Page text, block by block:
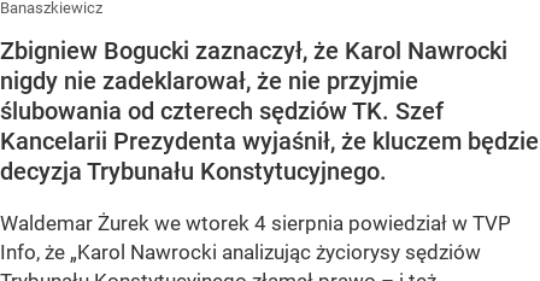
Banaszkiewicz
Zbigniew Bogucki zaznaczył, że Karol Nawrocki
nigdy nie zadeklarował, że nie przyjmie
ślubowania od czterech sędziów TK. Szef
Kancelarii Prezydenta wyjaśnił, że kluczem będzie
decyzja Trybunału Konstytucyjnego.
Waldemar Żurek we wtorek 4 sierpnia powiedział w TVP
Info, że „Karol Nawrocki analizując życiorysy sędziów